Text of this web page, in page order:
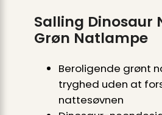
Salling Dinosaur
Grøn Natlampe
Beroligende grønt
tryghed uden at
nattesøvnen